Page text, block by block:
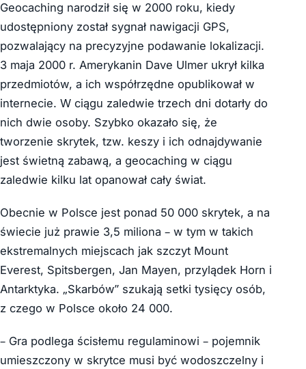
Geocaching narodził się w 2000 roku, kiedy
udostępniony został sygnał nawigacji GPS,
pozwalający na precyzyjne podawanie lokalizacji.
3 maja 2000 r. Amerykanin Dave Ulmer ukrył kilka
przedmiotów, a ich współrzędne opublikował w
internecie. W ciągu zaledwie trzech dni dotarły do
nich dwie osoby. Szybko okazało się, że
tworzenie skrytek, tzw. keszy i ich odnajdywanie
jest świetną zabawą, a geocaching w ciągu
zaledwie kilku lat opanował cały świat.
Obecnie w Polsce jest ponad 50 000 skrytek, a na
świecie już prawie 3,5 miliona – w tym w takich
ekstremalnych miejscach jak szczyt Mount
Everest, Spitsbergen, Jan Mayen, przylądek Horn i
Antarktyka. „Skarbów” szukają setki tysięcy osób,
z czego w Polsce około 24 000.
– Gra podlega ścisłemu regulaminowi – pojemnik
umieszczony w skrytce musi być wodoszczelny i